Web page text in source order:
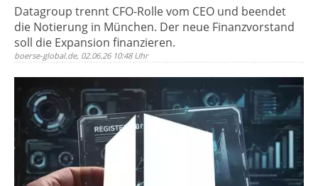
Datagroup trennt CFO-Rolle vom CEO und beendet
die Notierung in München. Der neue Finanzvorstand
soll die Expansion finanzieren.
boerse-global.de, 02.06.26 10:48 Uhr